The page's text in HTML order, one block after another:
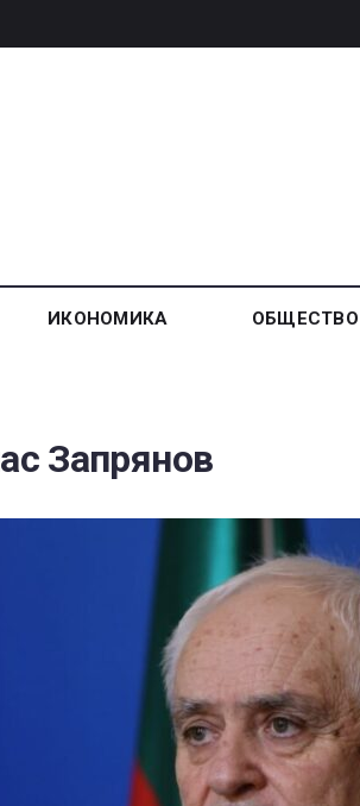
ИКОНОМИКА ОБЩЕСТВО
Запрянов